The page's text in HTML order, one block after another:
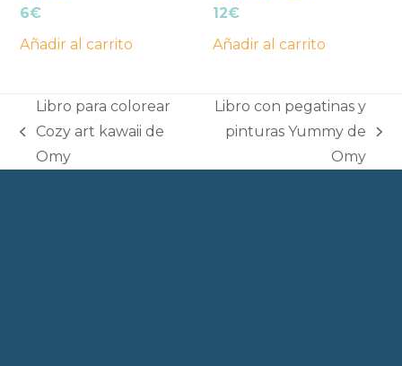
6€
Añadir al carrito
12€
Añadir al carrito
previous
post:
Libro para colorear
Cozy art kawaii de
Omy
next
post:
Libro con pegatinas y
pinturas Yummy de
Omy